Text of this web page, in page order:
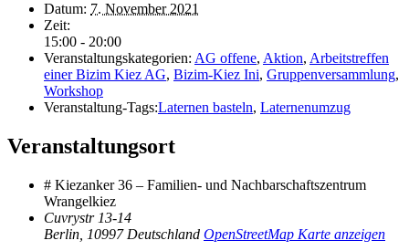
Datum: 7. November 2021
Zeit:
15:00 - 20:00
Veranstaltungskategorien: AG offene, Aktion, Arbeitstreffen
einer Bizim Kiez AG, Bizim-Kiez Ini, Gruppenversammlung,
Workshop
Veranstaltung-Tags:Laternen basteln, Laternenumzug
Veranstaltungsort
# Kiezanker 36 – Familien- und Nachbarschaftszentrum
Wrangelkiez
Cuvrystr 13-14
Berlin 10997 Deutschland OpenStreetMap Karte anzeigen